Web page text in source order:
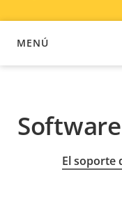
MENÚ
SOFTWARE DEL
El soporte